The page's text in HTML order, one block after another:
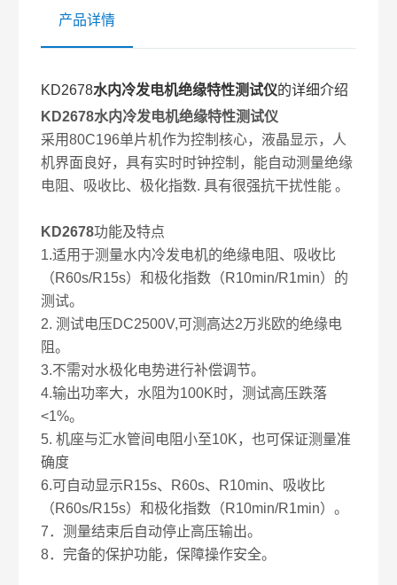
产品详情
KD2678水内冷发电机绝缘特性测试仪的详细介绍
KD2678水内冷发电机绝缘特性测试仪
采用80C196单片机作为控制核心，液晶显示，人
机界面良好，具有实时时钟控制，能自动测量绝缘
电阻、吸收比、极化指数. 具有很强抗干扰性能 。
KD2678功能及特点
1.适用于测量水内冷发电机的绝缘电阻、吸收比
（R60s/R15s）和极化指数（R10min/R1min）的
测试。
2. 测试电压DC2500V,可测高达2万兆欧的绝缘电
阻。
3.不需对水极化电势进行补偿调节。
4.输出功率大，水阻为100K时，测试高压跌落
<1%。
5. 机座与汇水管间电阻小至10K，也可保证测量准
确度
6.可自动显示R15s、R60s、R10min、吸收比
（R60s/R15s）和极化指数（R10min/R1min）。
7．测量结束后自动停止高压输出。
8．完备的保护功能，保障操作安全。